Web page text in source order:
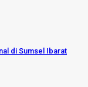
di Sumsel Ibarat